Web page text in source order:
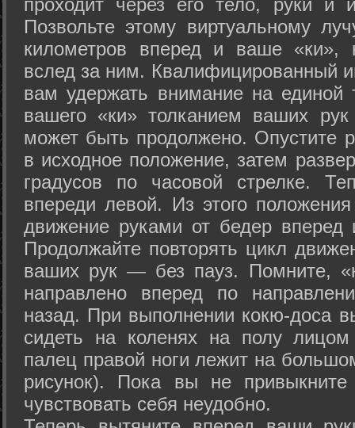
проходит через его тело, руки и
Позвольте этому виртуальному
километров вперед и ваше «ки»,
вслед за ним. Квалифицированный
вам удержать внимание на единой
вашего «ки» толканием ваших
может быть продолжено. Опустите
в исходное положение, затем
градусов по часовой стрелке.
впереди левой. Из этого
движение руками от бедер вперед
Продолжайте повторять цикл
ваших рук — без пауз. Помните,
направлено вперед по
назад. При выполнении кокю-доса
сидеть на коленях на полу
палец правой ноги лежит на
рисунок). Пока вы не
чувствовать себя неудобно.